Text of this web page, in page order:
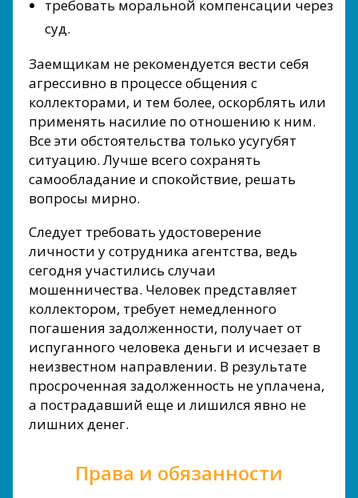
требовать моральной компенсации через
суд.
Заемщикам не рекомендуется вести себя
агрессивно в процессе общения с
коллекторами, и тем более, оскорблять или
применять насилие по отношению к ним.
Все эти обстоятельства только усугубят
ситуацию. Лучше всего сохранять
самообладание и спокойствие, решать
вопросы мирно.
Следует требовать удостоверение
личности у сотрудника агентства, ведь
сегодня участились случаи
мошенничества. Человек представляет
коллектором, требует немедленного
погашения задолженности, получает от
испуганного человека деньги и исчезает в
неизвестном направлении. В результате
просроченная задолженность не уплачена,
а пострадавший еще и лишился явно не
лишних денег.
Права и обязанности